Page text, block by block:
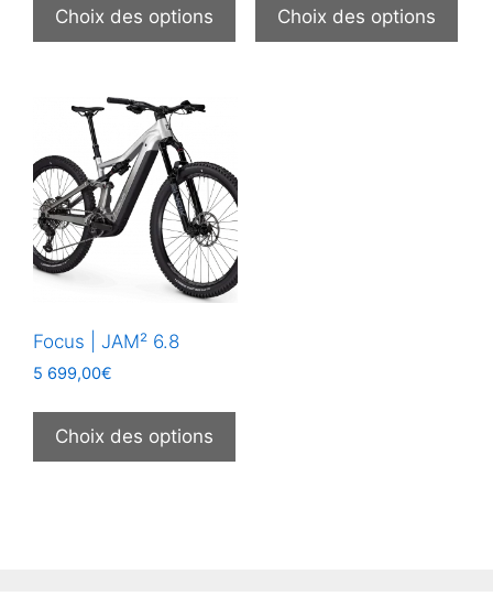
Choix des options
produit
a
peuvent
être
choisies
sur
la
Choix des options
a
Focus | JAM² 6.8
5 699,00€
Choix des options
a